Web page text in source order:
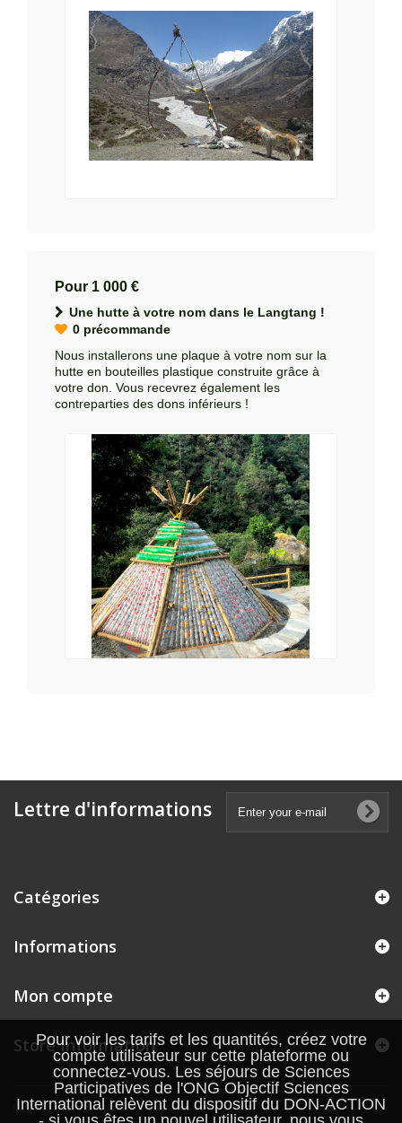
Pour voir les tarifs et les quantités, créez votre
compte utilisateur sur cette plateforme ou
connectez-vous. Les séjours de Sciences
Participatives de l'ONG Objectif Sciences
International relèvent du dispositif du DON-ACTION
Pour 1 000 €
Une hutte à votre nom dans le Langtang !
0 précommande
Nous installerons une plaque à votre nom sur la
hutte en bouteilles plastique construite grâce à
votre don. Vous recevrez également les
contreparties des dons inférieurs !
Lettre d'informations
Catégories
Informations
© 2026 - Ecommerce software by PrestaShop™
Mon compte
Store Information